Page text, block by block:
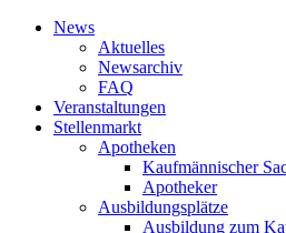
News
Aktuelles
Newsarchiv
FAQ
Veranstaltungen
Stellenmarkt
Apotheken
Kaufmännischer
Apotheker
Ausbildungsplätze
Ausbildung zum